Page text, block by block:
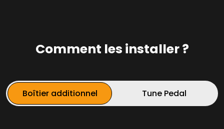
Comment les installer ?
Boîtier additionnel Tune Pedal